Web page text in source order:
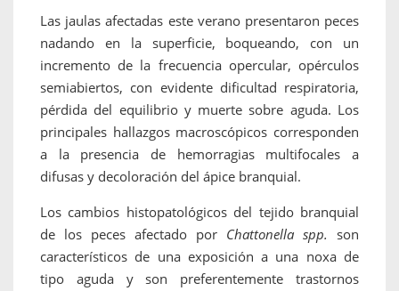
Las jaulas afectadas este verano presentaron peces
nadando en la superficie, boqueando, con un
incremento de la frecuencia opercular, opérculos
semiabiertos, con evidente dificultad respiratoria,
pérdida del equilibrio y muerte sobre aguda. Los
principales hallazgos macroscópicos corresponden
a la presencia de hemorragias multifocales a
difusas y decoloración del ápice branquial.
Los cambios histopatológicos del tejido branquial
de los peces afectado por Chattonella spp. son
característicos de una exposición a una noxa de
tipo aguda y son preferentemente trastornos